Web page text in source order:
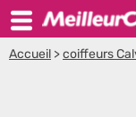
Accueil >coiffeurs